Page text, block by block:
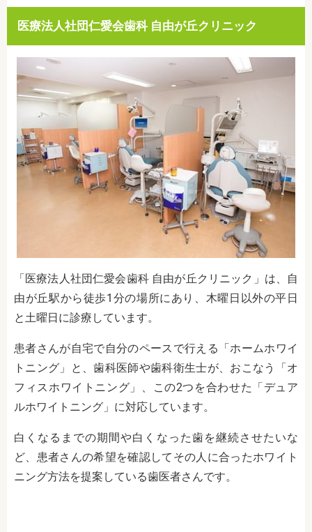
医療法人社団仁愛会歯科 自由が丘クリニック
「医療法人社団仁愛会歯科 自由が丘クリニック」は、自
由が丘駅から徒歩1分の場所にあり、木曜日以外の平日
と土曜日に診療しています。
患者さんが自宅で自分のペースで行える「ホームホワイ
トニング」と、歯科医師や歯科衛生士が、おこなう「オ
フィスホワイトニング」、この2つを合わせた「デュア
ルホワイトニング」に対応しています。
白くなるまでの期間や白くなった歯を継続させたいな
ど、患者さんの希望を確認してその人に合ったホワイト
ニング方法を提案している歯医者さんです。